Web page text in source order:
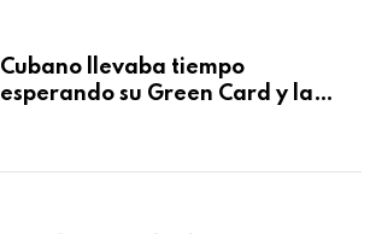
Cubano llevaba tiempo
esperando su Green Card y la